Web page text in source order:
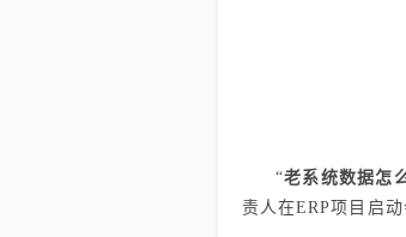
“老系统数据怎
责人在ERP项目启